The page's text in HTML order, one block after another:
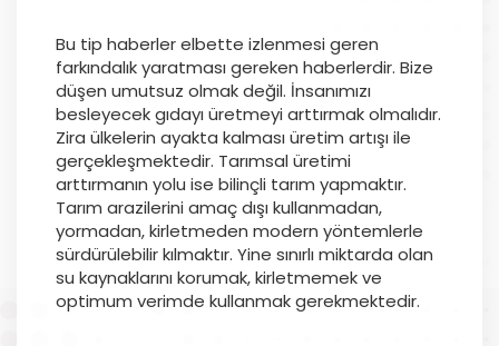
Bu tip haberler elbette izlenmesi geren
farkındalık yaratması gereken haberlerdir. Bize
düşen umutsuz olmak değil. İnsanımızı
besleyecek gıdayı üretmeyi arttırmak olmalıdır.
Zira ülkelerin ayakta kalması üretim artışı ile
gerçekleşmektedir. Tarımsal üretimi
arttırmanın yolu ise bilinçli tarım yapmaktır.
Tarım arazilerini amaç dışı kullanmadan,
yormadan, kirletmeden modern yöntemlerle
sürdürülebilir kılmaktır. Yine sınırlı miktarda olan
su kaynaklarını korumak, kirletmemek ve
optimum verimde kullanmak gerekmektedir.